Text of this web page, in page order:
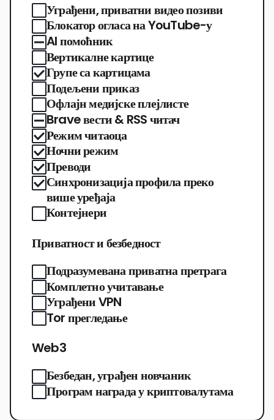
Уграђени, приватни видео позиви
Блокатор огласа на YouTube-у
AI помоћник
Вертикалне картице
Групе са картицама
Подељени приказ
Офлајн медијске плејлисте
Brave вести & RSS читач
Режим читаоца
Ночни режим
Преводи
Синхронизација профила преко
више уређаја
Контејнери
Приватност и безбедност
Подразумевана приватна претрага
Комплетно учитавање
Уграђени VPN
Tor прегледање
Web3
Безбедан, уграђен новчаник
Програм награда у криптовалутама